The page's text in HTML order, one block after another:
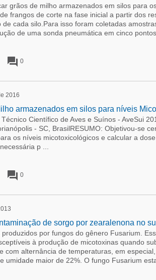
grãos de milho armazenados em silos para
frangos de corte na fase inicial a partir dos
cada silo.Para isso foram coletadas
de uma sonda pneumática em cinco pontos
forum 0
2016
armazenados em silos para níveis
Científico de Aves e Suínos - AveSui
- SC, BrasilRESUMO: Objetivou-se
os níveis micotoxicológicos e calcular a
p ...
forum 0
de sorgo por zearalenona no
por fungos do gênero Fusarium.
à produção de micotoxinas quando
com alternância de temperaturas, em
umidade maior de 22%. O fungo Fusarium